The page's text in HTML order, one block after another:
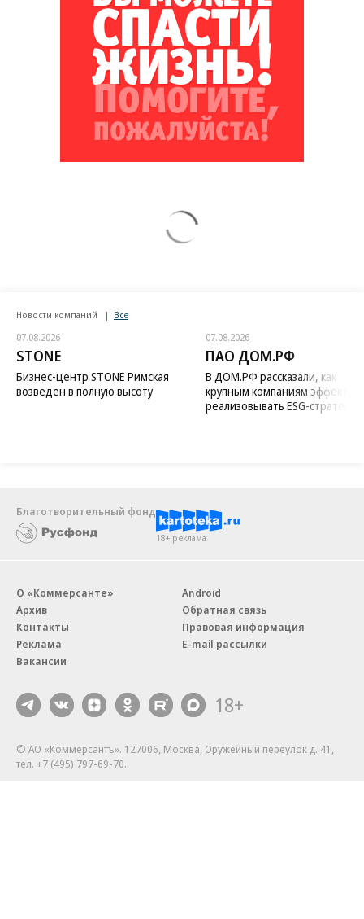
Новости компаний Все
07.08.2026
STONE
Бизнес-центр STONE Римская
возведен в полную высоту
07.08.2026
ПАО ДОМ.РФ
В ДОМ.РФ рассказали, как
крупным компаниям
реализовывать ESG-стратегию
Благотворительный фонд
18+ реклама
О «Коммерсанте»
Архив
Контакты
Реклама
Вакансии
Android
Обратная связь
Правовая информация
E-mail рассылки
18+
© АО «Коммерсантъ». 127006, Москва, Оружейный переулок д. 41,
тел. +7 (495) 797-69-70.